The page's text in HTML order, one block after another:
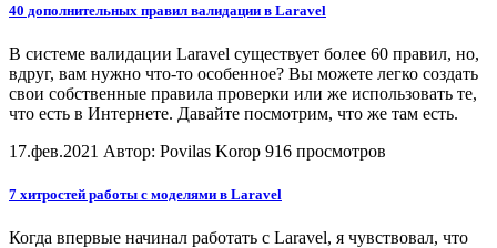
40 дополнительных правил валидации в Laravel
В системе валидации Laravel существует более 60 правил, но,
вдруг, вам нужно что-то особенное? Вы можете легко создать
свои собственные правила проверки или же использовать те,
что есть в Интернете. Давайте посмотрим, что же там есть.
17.фев.2021 Автор: Povilas Korop 916 просмотров
7 хитростей работы с моделями в Laravel
Когда впервые начинал работать с Laravel, я чувствовал, что